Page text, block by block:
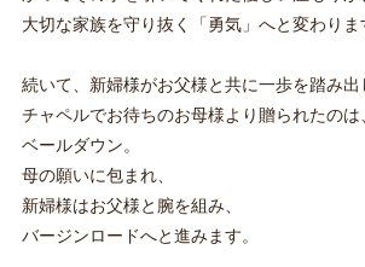
大切な家族を守り抜く「勇気」へと変わりま
続いて、新婦様がお父様と共に一歩を踏み出
チャペルでお待ちのお母様より贈られたのは
ベールダウン。
母の願いに包まれ、
新婦様はお父様と腕を組み、
バージンロードへと進みます。